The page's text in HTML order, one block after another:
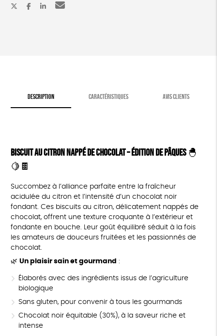
biscuits
DESCRIPTION CARACTÉRISTIQUES AVIS CLIENTS
Biscuit au Citron Nappé de Chocolat – Édition de Pâques🐣
🍋🍫
Succombez à l’alliance parfaite entre la fraîcheur
acidulée du citron et l’intensité d’un chocolat noir
fondant. Ces biscuits au citron, délicatement nappés de
chocolat, offrent une texture croquante à l’extérieur et
fondante en bouche. Leur goût équilibré séduit à la fois
les amateurs de douceurs fruitées et les passionnés de
chocolat.
🌿 Un plaisir sain et gourmand :
Élaborés avec des ingrédients issus de l’agriculture
biologique
Sans gluten, pour convenir à tous les gourmands
Chocolat noir équitable (30%), à la saveur riche et
intense